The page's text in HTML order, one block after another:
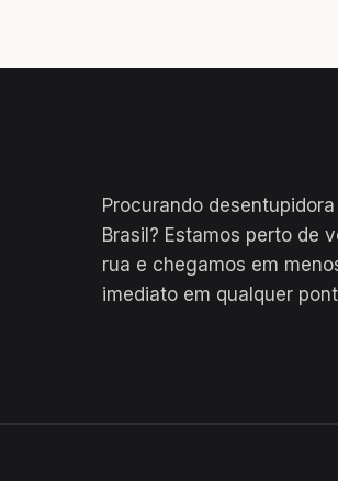
Procurando
Brasil? Estamos perto de
rua e chegamos em
imediato em qualquer